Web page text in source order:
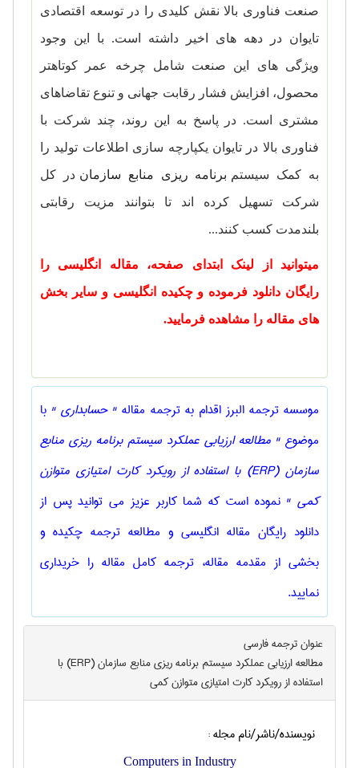
صنعت فناوری بالا نقش کلیدی را در توسعه اقتصادی
تایوان در دهه های اخیر داشته است. با این وجود
ویژگی های این صنعت شامل چرخه عمر کوتاهتر
محصول، افزایش فشار رقابت جهانی و تنوع تقاضاهای
مشتری است. در پاسخ به این روند، چند شرکت با
فناوری بالا در تایوان یکپارچه سازی اطلاعات تولید را
به کمک سیستمبرنامه ریزی منابع سازماندر کل
شرکت تسهیل کرده اند تا بتوانند مزیت رقابتی
بلندمدت کسب کنند...
میتوانید از لینک ابتدای صفحه، مقاله انگلیسی را
رایگان دانلود فرموده و چکیده انگلیسی و سایر بخش
های مقاله را مشاهده فرمایید.
موسسه ترجمه البرز اقدام به ترجمه مقاله " حسابداری " با
موضوع " مطالعه ارزیابی عملکرد سیستم برنامه ریزی منابع
سازمان (ERP) با استفاده از رویکرد کارت امتیازی متوازن
کمی " نموده است که شما کاربر عزیز می توانید پس از
دانلود رایگان مقاله انگلیسی و مطالعه ترجمه چکیده و
بخشی از مقدمه مقاله، ترجمه کامل مقاله را خریداری
نمایید.
عنوان ترجمه فارسی
مطالعه ارزیابی عملکرد سیستم برنامه ریزی منابع سازمان (ERP) با
استفاده از رویکرد کارت امتیازی متوازن کمی
نویسنده/ناشر/نام مجله :
Computers in Industry